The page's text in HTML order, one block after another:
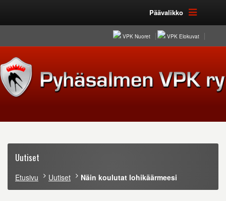
Päävalikko
VPK Nuoret VPK Elokuvat
Uutiset
Etusivu Uutiset Näin koulutat lohikäärmeesi